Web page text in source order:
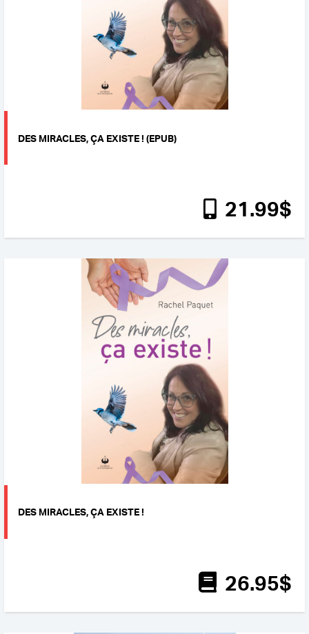
DES MIRACLES, ÇA EXISTE ! (EPUB)
21.99$
DES MIRACLES, ÇA EXISTE !
26.95$